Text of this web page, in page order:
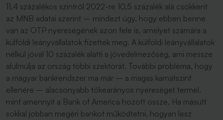
11,4 százalékos szintről 2022-re 10,5 százalék alá csökkent
az MNB adatai szerint – mindezt úgy, hogy ebben benne
van az OTP nyereségének azon fele is, amelyet számára a
külföldi leányvállalatok fizettek meg. A külföldi leányvállalatok
nélkül jóval 10 százalék alatti a jövedelmezőség, ami messze
alulmúlja az ország többi szektorát. További probléma, hogy
a magyar bankrendszer ma már – a magas kamatszint
ellenére – alacsonyabb tőkearányos nyereséget termel,
mint amennyit a Bank of America hozott össze. Ha másutt
sokkal jobban megéri bankot működtetni, hogyan lesz